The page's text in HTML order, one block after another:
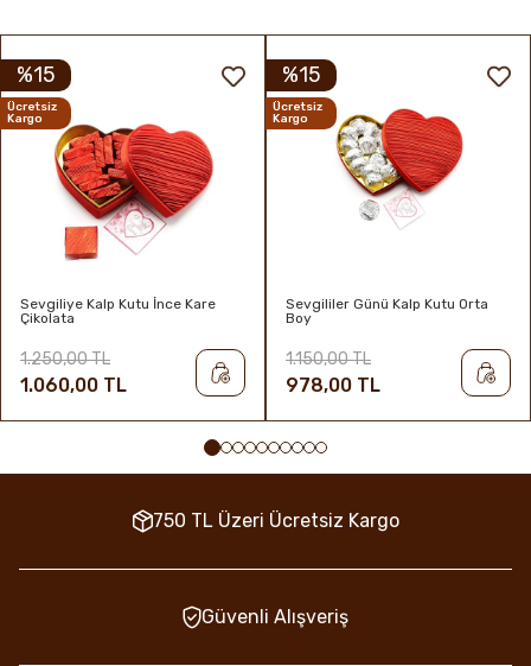
Sevgiliye Kalp Kutu İnce Kare
Çikolata
1.060,00 TL
1.250,00 TL
%15
Ücretsiz
Kargo
Sevgililer Günü Kalp Kutu Orta
Boy
978,00 TL
1.150,00 TL
%15
Ücretsiz
Kargo
750 TL Üzeri Ücretsiz Kargo
Güvenli Alışveriş